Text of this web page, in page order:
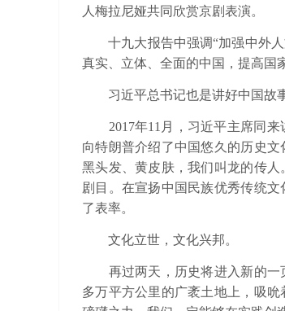
人梅拉尼娅共同欣赏京剧表演。
十九大报告中强调“加强中外人
真实、立体、全面的中国，提高国
习近平总书记也是讲好中国故事
2017年11月，习近平主席同来
向特朗普介绍了中国悠久的历史
黑头发、黄皮肤，我们叫龙的传
剧目。在宣扬中国民族优秀传统
了表率。
文化立世，文化兴邦。
再过两天，历史将进入新的一
多万平方公里的广袤土地上，吸